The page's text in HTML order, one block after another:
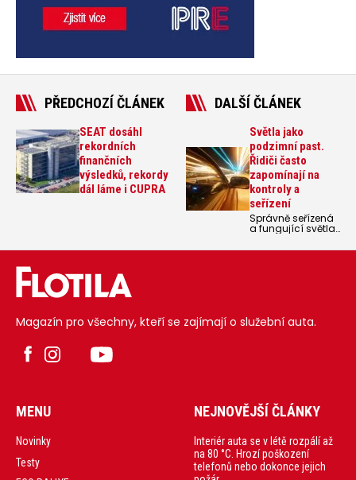
PŘEDCHOZÍ ČLÁNEK
SEAT dosáhl
rekordních
finančních
výsledků, rekordy
dál láme i CUPRA
DALŠÍ ČLÁNEK
Světla jako
podzimní past.
Řidiči často
zapomínají na
kontroly a
seřízení
Správně seřízená
a fungující světla
prvkem
Magazín pro všechny, kteří se zajímají o služební auta.
MENU
Novinky
Testy
NEJNOVĚJŠÍ ČLÁNKY
Interiér auta se v létě rozpálí až
na 80 °C. Hrozí poškození
telefonů nebo dokonce jejich